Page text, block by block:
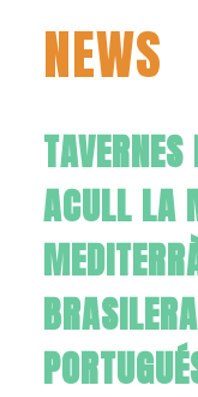
NEWS
ACULL LA